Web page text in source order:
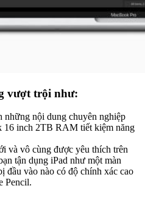
vượt trội như:
nội dung chuyên nghiệp
16 inch 2TB RAM tiết kiệm năng
và vô cùng được yêu thích trên
tận dụng iPad như một màn
đầu vào nào có độ chính xác cao
Pencil.